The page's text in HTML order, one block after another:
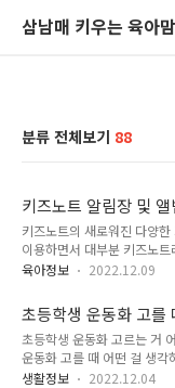
분류 전체보기 88
키즈노트 알림장 및
가이드
키즈노트의 새로워진 다양
이용하면서 대부분 키즈노
앨범 및 최근 새로워진 다양
의뢰서 작성, 스토어 이용방
차 - 1. 키즈노트 소속 추가하
기능 3. 앨범 똑똑하게 활용
어 알뜰하게 이용하는 방법
는 유용한 앱 1. 키즈노트 소
육아정보 2022.12.09
초등학생 운동화 고를
다.
초등학생 운동화 고르는 거
운동화 고를 때 어떤 걸 생각
쉬운, 그러나 꼭 따져봐야 하
생활정보 2022.12.04